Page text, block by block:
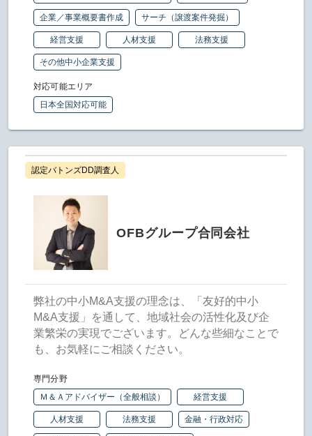
企業／事業概要書作成 サーチ（譲渡案件発掘）
経営支援 人材支援 法務支援
その他中小企業支援
対応可能エリア
日本全国対応可能
認定バトンズDD調査人
OFBグループ合同会社
弊社の中小M&A支援の理念は、「友好的中小
M&A支援」を通して、地域社会の活性化及び企
業繁栄の実現でございます。どんな些細なことで
も、お気軽にご相談ください。
専門分野
Ｍ＆Ａアドバイザー（全般相談）
経営支援
人材支援 法務支援 金融・行政対応